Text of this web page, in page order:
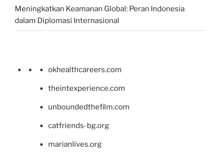
Meningkatkan Keamanan Global: Peran Indonesia
dalam Diplomasi Internasional
okhealthcareers.com
theintexperience.com
unboundedthefilm.com
catfriends-bg.org
marianlives.org